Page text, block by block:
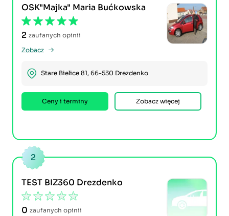
OSK"Majka" Maria Bućkowska
2 zaufanych opinii
Zobacz
Stare Bielice 81, 66-530 Drezdenko
Ceny i terminy Zobacz więcej
2
TEST BIZ360 Drezdenko
0 zaufanych opinii